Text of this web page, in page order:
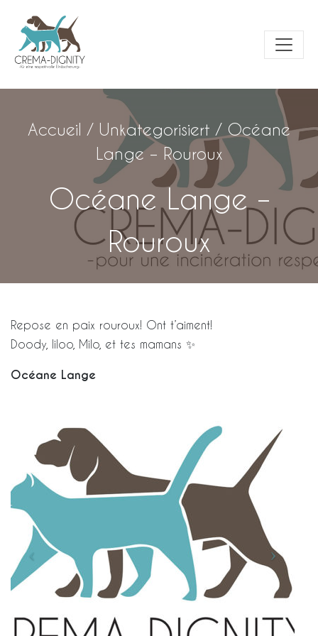
Accueil / Unkategorisiert / Océane
Lange – Rouroux
Océane Lange –
Rouroux
Repose en paix rouroux! Ont t’aiment!
Doody, liloo, Milo, et tes mamans ✨
Océane Lange